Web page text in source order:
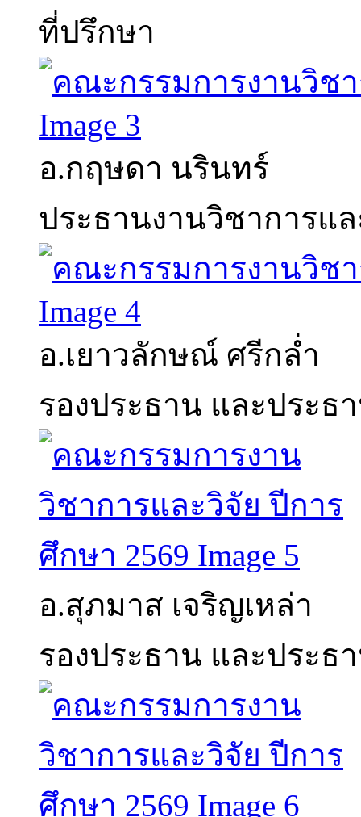
ที่ปรึกษา
อ.กฤษดา นรินทร์
ประธานงานวิชาการแ
อ.เยาวลักษณ์ ศรีกล่ำ
รองประธาน และประธ
อ.สุภมาส เจริญเหล่า
รองประธาน และประ